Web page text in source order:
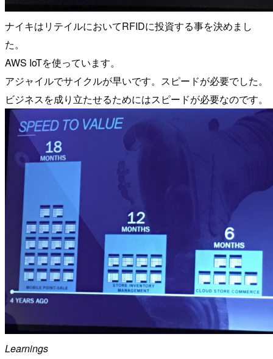
ナイキはリテイルにおいてRFIDに投資する事を決めまし
た。
AWS IoTを使っています。
アジャイルでサイクルが早いです。スピードが必要でした。
ビジネスを成り立たせるためにはスピードが必要なのです。
Learnings